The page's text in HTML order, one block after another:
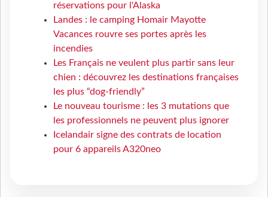
réservations pour l'Alaska
Landes : le camping Homair Mayotte
Vacances rouvre ses portes après les
incendies
Les Français ne veulent plus partir sans leur
chien : découvrez les destinations françaises
les plus “dog-friendly”
Le nouveau tourisme : les 3 mutations que
les professionnels ne peuvent plus ignorer
Icelandair signe des contrats de location
pour 6 appareils A320neo